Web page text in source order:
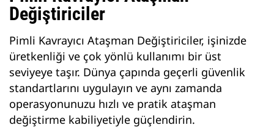
Değiştiriciler
Pimli Kavrayıcı Ataşman Değiştiriciler, işinizde
üretkenliği ve çok yönlü kullanımı bir üst
seviyeye taşır. Dünya çapında geçerli güvenlik
standartlarını uygulayın ve aynı zamanda
operasyonunuzu hızlı ve pratik ataşman
değiştirme kabiliyetiyle güçlendirin.